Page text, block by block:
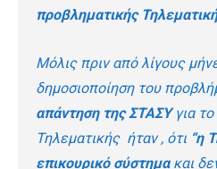
προβληματικής
Μόλις πριν από λίγους
δημοσιοποίηση του
απάντηση της ΣΤΑΣΥγια
Τηλεματικής ήταν , ότι “η
επικουρικό σύστημακαι